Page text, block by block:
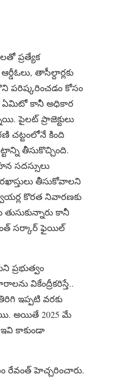
ప్రత్యేక
తాసీల్దార్లకు
కోసం
ఏమిటో కానీ అధికార
పైలట్ ప్రాజెక్టులు
చట్టంలోనే కింది
తీసుకొచ్చింది.
సదస్సులు
తీసుకోవాలని
కొరత నివారణకు
తుసుకున్నారు కానీ
సర్కార్ ఫైయిల్
ప్రభుత్వం
వికేంద్రీకరిస్తే..
ఇప్పటి వరకు
అయితే 2025 మే
కాకుండా
హెచ్చరించారు.